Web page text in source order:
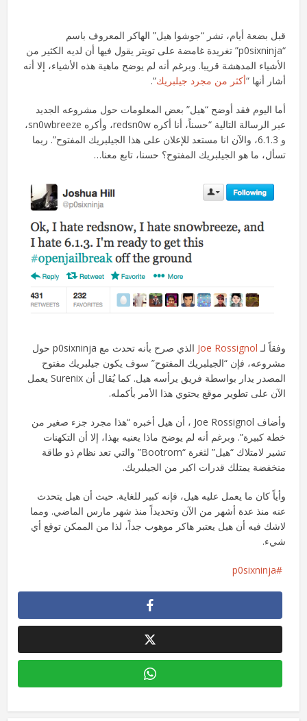
قبل بضعة أيام، نشر “جوشوا هيل” الهاكر المعروف باسم
“p0sixninja” تغريدة غامضة على تويتر يقول فيها أن لديه الكثير من
الأشياء المدهشة قريبا. وبرغم أنه لم يوضح ماهية هذه الأشياء، إلا أنه
أشار أنها “أكثر من مجرد جيلبريك“.
أما اليوم فقد أوضح “هيل” بعض المعلومات حول مشروعه الجديد
عبر الرسالة التالية “حسناً، أنا أكره redsn0w، وأكره sn0wbreeze،
و 6.1.3، والآن انا مستعد للإعلان على هذا الجيلبريك المفتوح”. ربما
تسأل، ما هو الجيلبريك المفتوح؟ حسنا، تابع معنا…
وفقاً لـ Joe Rossignol
الذي صرح بأنه تحدث مع p0sixninja حول
مشروعه، فإن “الجيلبريك المفتوح” سوف يكون جيلبريك مفتوح
المصدر يدار بواسطة فريق يرأسه هيل. كما يُقال أن Surenix يعمل
الآن على تطوير موقع يحتوي هذا الأمر بأكمله.
وأضاف Joe Rossignol ، أن هيل أخبره “هذا مجرد جزء صغير من
خطة كبيرة”. وبرغم أنه لم يوضح ماذا يعنيه بهذا، إلا أن التكهنات
تشير لامتلاك “هيل” لثغرة “Bootrom” والتي تعد نظام ذو طاقة
منخفضة يمتلك قدرات اكبر من الجيلبريك.
وأياً كان ما يعمل عليه هيل، فإنه كبير للغاية. حيث أن هيل يتحدث
عنه منذ عدة أشهر من الآن وتحديداً منذ شهر مارس الماضي. ومما
لاشك فيه أن هيل يعتبر هاكر موهوب جداً، لذا من الممكن توقع أي
شيء.
p0sixninja